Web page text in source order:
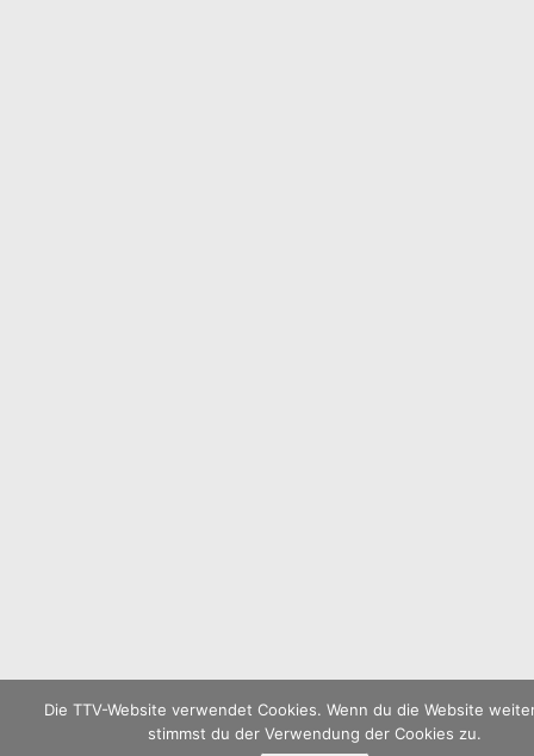
Die TTV-Website verwendet Cookies. Wenn du die Website
stimmst du der Verwendung der Cookies zu.